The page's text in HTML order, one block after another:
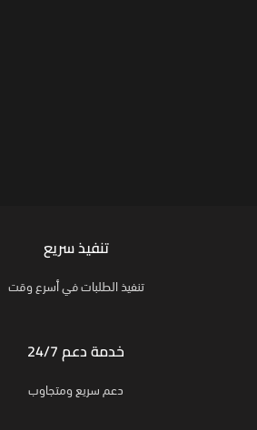
تنفيذ سريع
تنفيذ الطلبات في أسرع وقت
خدمة دعم 24/7
دعم سريع ومتجاوب